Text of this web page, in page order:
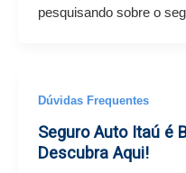
pesquisando sobre o
Dúvidas Frequentes
Seguro Auto Itaú é
Descubra Aqui!